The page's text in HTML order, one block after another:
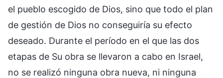
el pueblo escogido de Dios, sino que todo el plan
de gestión de Dios no conseguiría su efecto
deseado. Durante el período en el que las dos
etapas de Su obra se llevaron a cabo en Israel,
no se realizó ninguna obra nueva, ni ninguna